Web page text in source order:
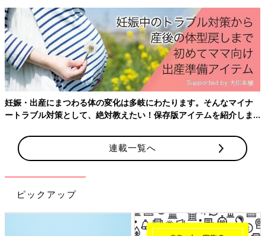
きく進むことになりました。
欧州連合（EU)でも2007年に法律によって、欧州医薬品庁から製
薬企業への小児医薬品開発の要請権が認められるのと同時に、小
児用医薬品の開発に対するインセンティブも保証されるようにな
りました」（中村先生）
現在欧米では、大人の薬を開発する際には、子どもの薬の開発も
同時に行うことが法律で義務化されています。しかし、日本でも
同じように義務化した場合、逆効果になることも考えられるそう
です。
てしまおう』という動きが出る恐れがあります。治験を行いやす
くする環境や制度を整え、さらに子どもの薬を開発・製造する製
薬企業の利益を守る対策を国が講じる必要があります」（中村先
妊娠・出産にまつわる体の変化は多岐にわたります。そんなマイナ
ートラブル対策として、絶対教えたい！保存版アイテムを紹介しま
連載一覧へ
ピックアップ